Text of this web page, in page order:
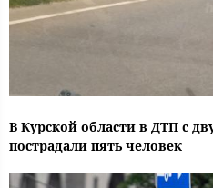
В Курской области в ДТП с
пострадали пять человек